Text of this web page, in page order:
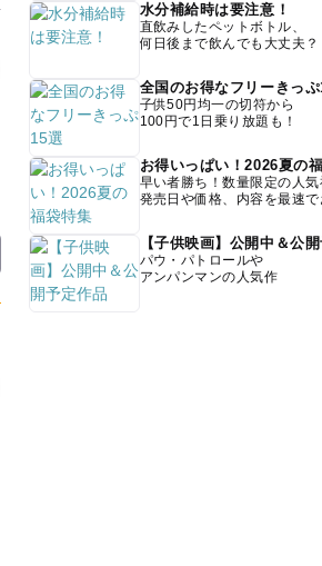
水分補給時は要注意！
直飲みしたペットボトル、
何日後まで飲んでも大丈夫？
全国のお得なフリーきっ
子供50円均一の切符から
100円で1日乗り放題も！
お得いっぱい！2026夏の
早い者勝ち！数量限定の人気
発売日や価格、内容を最速で
【子供映画】公開中＆公
パウ・パトロールや
アンパンマンの人気作